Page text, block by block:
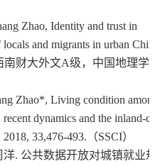
Zhao, Identity and trust in
and migrants in urban
南财大外文A级，中国地理学
Zhao*, Living condition among
dynamics and the inland-
33,476-493.（SSCI）
洋. 公共数据开放对城镇就业规